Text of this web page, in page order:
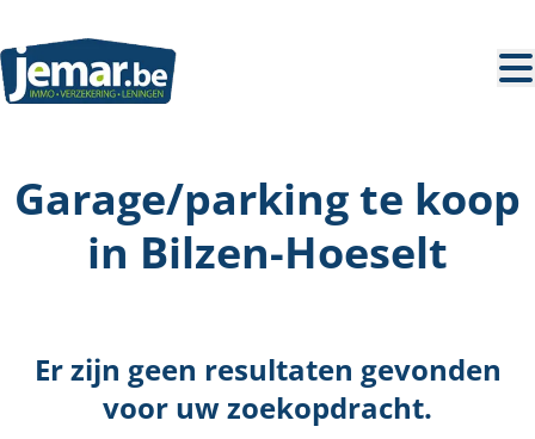
Garage/parking te koop
in Bilzen-Hoeselt
Er zijn geen resultaten gevonden
voor uw zoekopdracht.